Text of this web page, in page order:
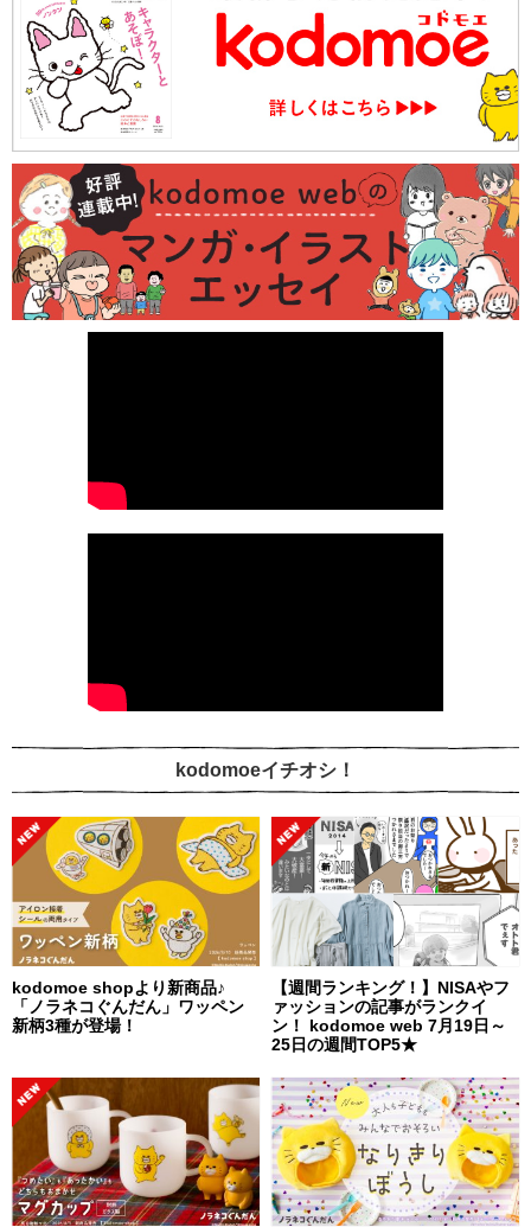
kodomoeイチオシ！
kodomoe shopより新商品♪
「ノラネコぐんだん」ワッペン
新柄3種が登場！
【週間ランキング！】NISAやフ
ァッションの記事がランクイ
ン！ kodomoe web 7月19日～
25日の週間TOP5★